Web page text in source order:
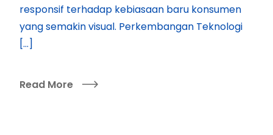
responsif terhadap kebiasaan baru konsumen
yang semakin visual. Perkembangan Teknologi
[…]
Read More